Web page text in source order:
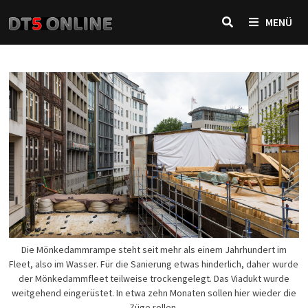
zum
Inhalt
MENÜ
Die Mönkedammrampe steht seit mehr als einem Jahrhundert im
Fleet, also im Wasser. Für die Sanierung etwas hinderlich, daher wurde
der Mönkedammfleet teilweise trockengelegt. Das Viadukt wurde
weitgehend eingerüstet. In etwa zehn Monaten sollen hier wieder die